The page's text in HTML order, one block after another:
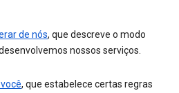
de nós, que descreve o modo
nossos serviços.
, que estabelece certas regras